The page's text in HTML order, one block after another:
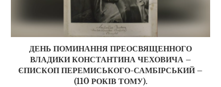
ДЕНЬ ПОМИНАННЯ ПРЕОСВЯЩЕННОГО
ВЛАДИКИ КОНСТАНТИНА ЧЕХОВИЧА –
ЄПИСКОП ПЕРЕМИСЬКОГО-САМБІРСЬКИЙ –
(110 РОКІВ ТОМУ).